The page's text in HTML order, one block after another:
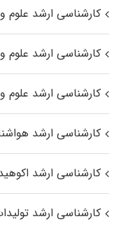
کارشناسی ارشد علوم
کارشناسی ارشد علوم
کارشناسی ارشد
کارشناسی ارشد
کارشناسی ارشد
کارشناسی ارشد